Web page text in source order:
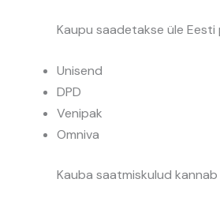
Kaupu saadetakse üle
Unisend
DPD
Venipak
Omniva
Kauba saatmiskulud